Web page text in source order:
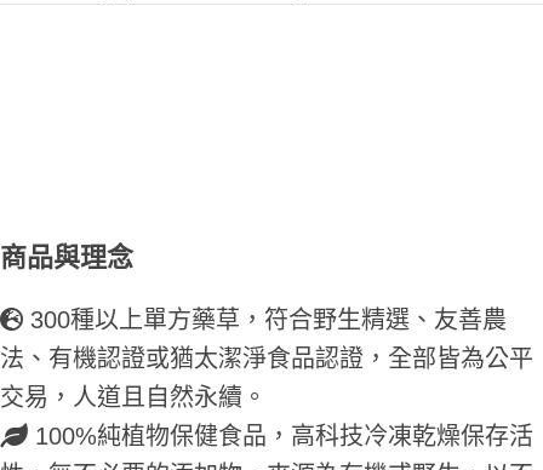
商品與理念
300種以上單方藥草，符合野生精選、友善農
法、有機認證或猶太潔淨食品認證，全部皆為公平
交易，人道且自然永續。
100%純植物保健食品，高科技冷凍乾燥保存活